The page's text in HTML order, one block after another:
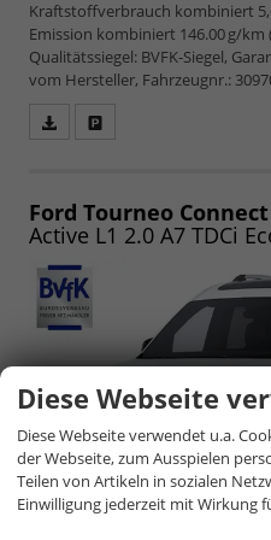
Kraftstoffverbrauch kombiniert
Emission kombiniert 146.00 g/km
Qualitätssiegel: BVFK-Siegel,
vom Hersteller, Fahrzeugnr.:
speichern/drucken
Ford Tourneo Connect
Active L1 2.0 A7 TDCi
Diese Webseite
Diese Webseite verwendet u.a.
der Webseite, zum Ausspielen
Teilen von Artikeln in sozialen
Einwilligung jederzeit mit Wirkung